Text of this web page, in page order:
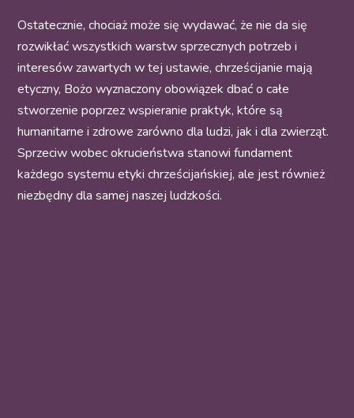
Ostatecznie, chociaż może się wydawać, że nie da się
rozwikłać wszystkich warstw sprzecznych potrzeb i
interesów zawartych w tej ustawie, chrześcijanie mają
etyczny, Bożo wyznaczony obowiązek dbać o całe
stworzenie poprzez wspieranie praktyk, które są
humanitarne i zdrowe zarówno dla ludzi, jak i dla zwierząt.
Sprzeciw wobec okrucieństwa stanowi fundament
każdego systemu etyki chrześcijańskiej, ale jest również
niezbędny dla samej naszej ludzkości.